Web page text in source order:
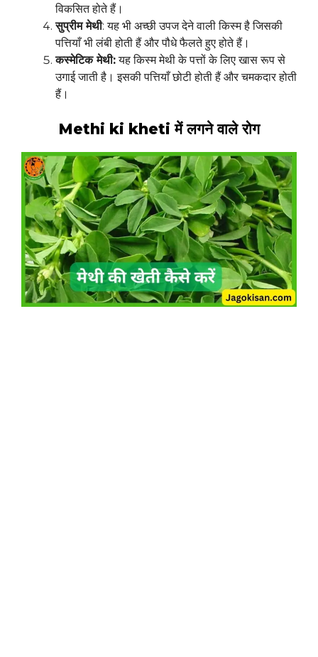
विकसित होते हैं।
सुप्रीम मेथी: यह भी अच्छी उपज देने वाली किस्म है जिसकी
पत्तियाँ भी लंबी होती हैं और पौधे फैलते हुए होते हैं।
कस्मेटिक मेथी:यह किस्म मेथी के पत्तों के लिए खास रूप से
उगाई जाती है। इसकी पत्तियाँ छोटी होती हैं और चमकदार होती
हैं।
Methi ki kheti में लगने वाले रोग